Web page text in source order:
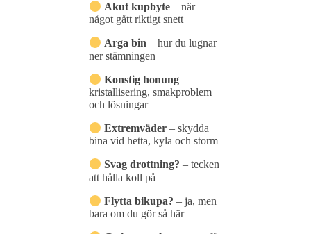
Akutkupbyte –när
något gått riktigt snett
Argabin –hurdulugnar
nerstämningen
Konstighonung –
kristallisering, smakproblem
och lösningar
Extremväder –skydda
bina vid hetta, kyla och storm
Svagdrottning? – tecken
att hålla koll på
Flytta bikupa? –ja,men
bara om du görså här